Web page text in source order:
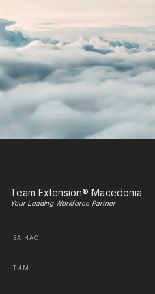
Team Extension® Macedonia
Your Leading Workforce Partner
ЗА НАС
ТИМ